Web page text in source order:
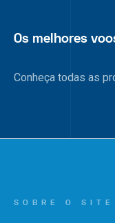
Os melhores
Conheça todas as
SOBRE O SITE